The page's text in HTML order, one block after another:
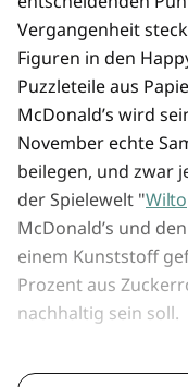
Vergangenheit
Figuren in den
Puzzleteile aus
McDonald’s wird
November echte
beilegen, und zwar
der Spielewelt "
McDonald’s und
einem Kunststoff
Prozent aus
nachhaltig sein soll.